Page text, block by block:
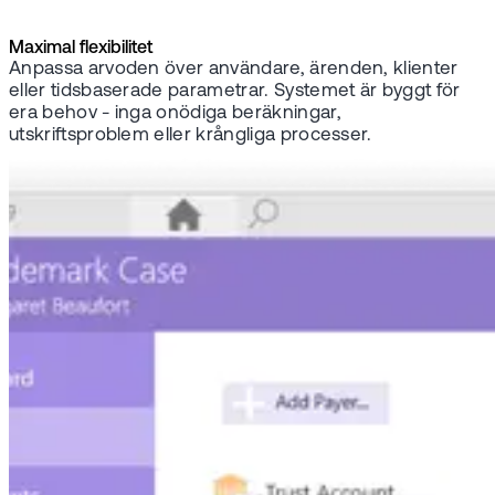
Maximal flexibilitet
Anpassa arvoden över användare, ärenden, klienter
eller tidsbaserade parametrar. Systemet är byggt för
era behov - inga onödiga beräkningar,
utskriftsproblem eller krångliga processer.